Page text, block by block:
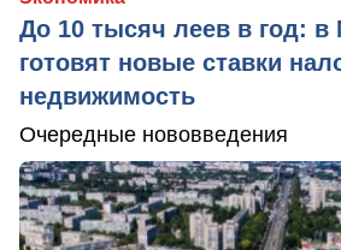
До 10 тысяч леев в год:
готовят новые ставки
недвижимость
Очередные нововведения